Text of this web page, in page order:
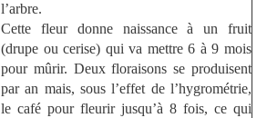
l’arbre.
Cette fleur donne naissance à un fruit
(drupe ou cerise) qui va mettre 6 à 9 mois
pour mûrir. Deux floraisons se produisent
par an mais, sous l’effet de l’hygrométrie,
le café pour fleurir jusqu’à 8 fois, ce qui